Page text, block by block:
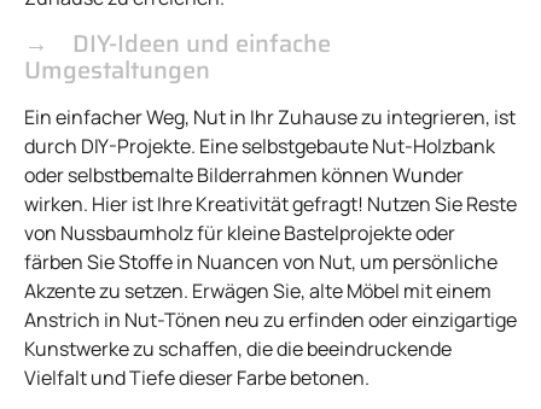
DIY-Ideen und einfache
Umgestaltungen
Ein einfacher Weg, Nut in Ihr Zuhause zu integrieren, ist
durch DIY-Projekte. Eine selbstgebaute Nut-Holzbank
oder selbstbemalte Bilderrahmen können Wunder
wirken. Hier ist Ihre Kreativität gefragt! Nutzen Sie Reste
von Nussbaumholz für kleine Bastelprojekte oder
färben Sie Stoffe in Nuancen von Nut, um persönliche
Akzente zu setzen. Erwägen Sie, alte Möbel mit einem
Anstrich in Nut-Tönen neu zu erfinden oder einzigartige
Kunstwerke zu schaffen, die die beeindruckende
Vielfalt und Tiefe dieser Farbe betonen.